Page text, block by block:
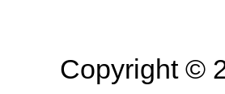
Copyright ©